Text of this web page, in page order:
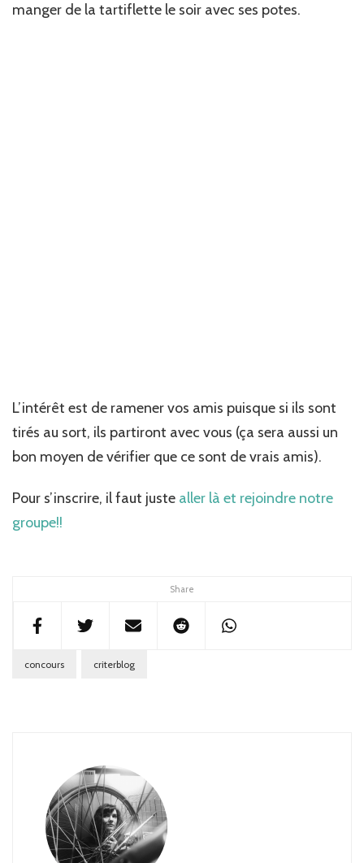
Share
manger de la tartiflette le soir avec ses potes.
L’intérêt est de ramener vos amis puisque si ils sont
tirés au sort, ils partiront avec vous (ça sera aussi un
bon moyen de vérifier que ce sont de vrais amis).
Pour s’inscrire, il faut juste aller là et rejoindre notre
groupe!!
concours criterblog